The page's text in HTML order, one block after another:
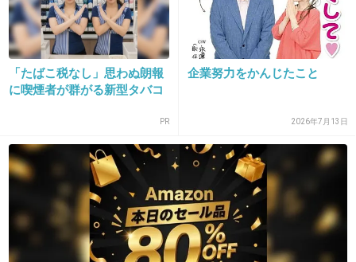
+158 -3
2014/01/05(日) 11:22:35
長く苦しい不妊治療の末、ついに子どもを授か
りました。
「たばこ税なし」思わぬ朗報
に喫煙者が群がる新型タバコ
PR
企業努力をかんじたこと
2026年7月13日